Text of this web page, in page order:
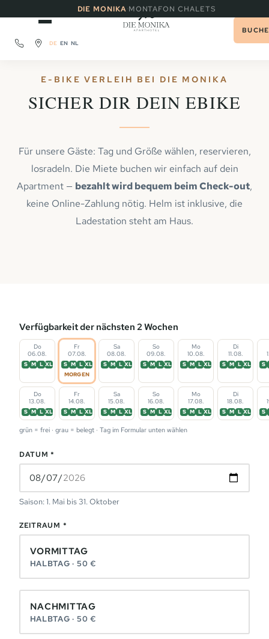
DIE MONIKA·MONTAFON CHALETS
DE EN NL
E-BIKE VERLEIH BEI DIE MONIKA
SICHER DIR DEIN EBIKE
Für unsere Gäste: Tag und Größe wählen, reservieren,
losradeln. Die Miete buchen wir einfach auf dein
Apartment — bezahlt wird bequem beim Check-out,
keine Online-Zahlung nötig. Helm ist inklusive, die
Ladestation steht am Haus.
Verfügbarkeit der nächsten 2 Wochen
Do
06.08.
S M L XL
Fr
07.08.
S M L XL
MORGEN
Sa
08.08.
S M L XL
So
09.08.
S M L XL
Mo
10.08.
S M L XL
Di
11.08.
S M L XL S
Do
13.08.
S M L XL
Fr
14.08.
S M L XL
Sa
15.08.
S M L XL
So
16.08.
S M L XL
Mo
17.08.
S M L XL
Di
18.08.
S M L XL S
grün = frei · grau = belegt · Tag im Formular unten wählen
DATUM *
Saison: 1. Mai bis 31. Oktober
ZEITRAUM *
VORMITTAG
HALBTAG · 50 €
NACHMITTAG
HALBTAG · 50 €